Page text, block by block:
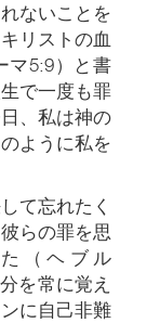
ないことを
リストの血
マ5:9）と書
で一度も罪
、私は神の
ように私を
て忘れたく
らの罪を思
（ヘブル
を常に覚え
に自己非難